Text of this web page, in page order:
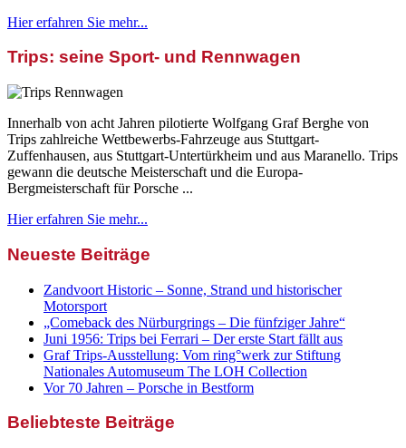
Hier erfahren Sie mehr...
Trips: seine Sport- und Rennwagen
Innerhalb von acht Jahren pilotierte Wolfgang Graf Berghe von
Trips zahlreiche Wettbewerbs-Fahrzeuge aus Stuttgart-
Zuffenhausen, aus Stuttgart-Untertürkheim und aus Maranello. Trips
gewann die deutsche Meisterschaft und die Europa-
Bergmeisterschaft für Porsche ...
Hier erfahren Sie mehr...
Neueste Beiträge
Zandvoort Historic – Sonne, Strand und historischer
Motorsport
„Comeback des Nürburgrings – Die fünfziger Jahre“
Juni 1956: Trips bei Ferrari – Der erste Start fällt aus
Graf Trips-Ausstellung: Vom ring°werk zur Stiftung
Nationales Automuseum The LOH Collection
Vor 70 Jahren – Porsche in Bestform
Beliebteste Beiträge